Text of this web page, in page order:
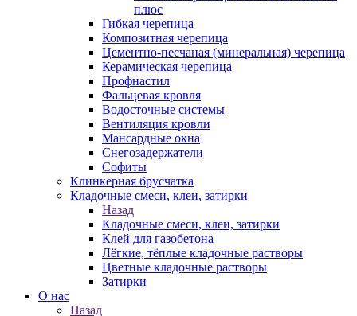
плюс
Гибкая черепица
Композитная черепица
Цементно-песчаная (минеральная) черепица
Керамическая черепица
Профнастил
Фальцевая кровля
Водосточные системы
Вентиляция кровли
Мансардные окна
Снегозадержатели
Софиты
Клинкерная брусчатка
Кладочные смеси, клеи, затирки
Назад
Кладочные смеси, клеи, затирки
Клей для газобетона
Лёгкие, тёплые кладочные растворы
Цветные кладочные растворы
Затирки
О нас
Назад